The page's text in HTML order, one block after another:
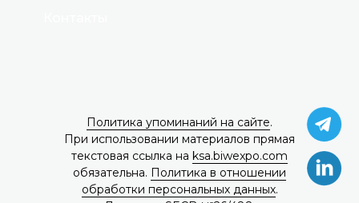
Политика упоминаний на сайте.
При использовании материалов прямая
текстовая ссылка на ksa.biwexpo.com
обязательна. Политика в отношении
обработки персональных данных.